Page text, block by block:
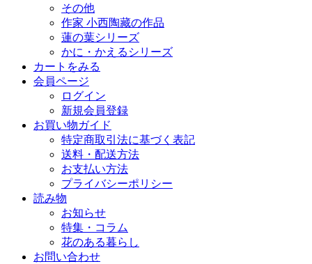
その他
作家 小西陶藏の作品
蓮の葉シリーズ
かに・かえるシリーズ
カートをみる
会員ページ
ログイン
新規会員登録
お買い物ガイド
特定商取引法に基づく表記
送料・配送方法
お支払い方法
プライバシーポリシー
読み物
お知らせ
特集・コラム
花のある暮らし
お問い合わせ